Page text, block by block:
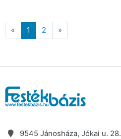
« 1 2 »
9545 Jánosháza, Jókai u. 28.